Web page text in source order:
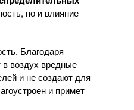
но и влияние
Благодаря
воздух вредные
и не создают для
и примет